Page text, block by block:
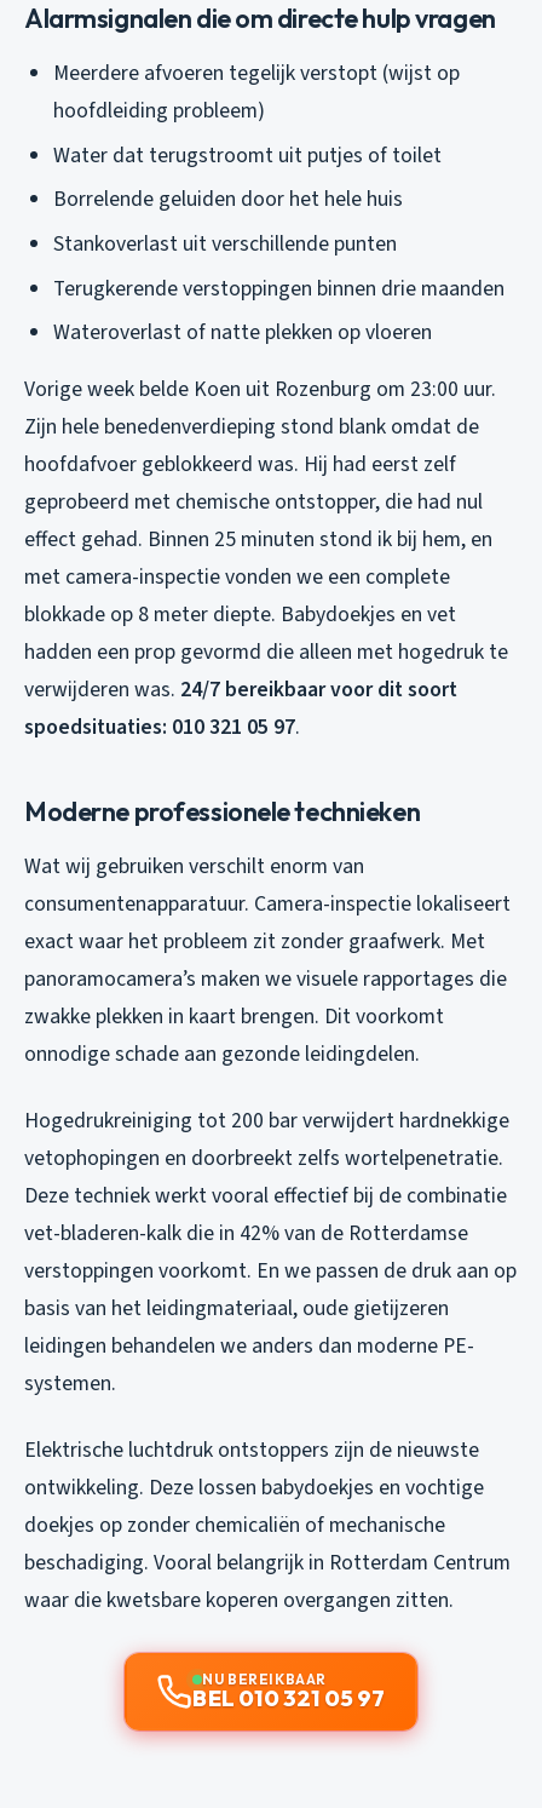
Alarmsignalen die om directe hulp vragen
Meerdere afvoeren tegelijk verstopt (wijst op
hoofdleiding probleem)
Water dat terugstroomt uit putjes of toilet
Borrelende geluiden door het hele huis
Stankoverlast uit verschillende punten
Terugkerende verstoppingen binnen drie maanden
Wateroverlast of natte plekken op vloeren
Vorige week belde Koen uit Rozenburg om 23:00 uur.
Zijn hele benedenverdieping stond blank omdat de
hoofdafvoer geblokkeerd was. Hij had eerst zelf
geprobeerd met chemische ontstopper, die had nul
effect gehad. Binnen 25 minuten stond ik bij hem, en
met camera-inspectie vonden we een complete
blokkade op 8 meter diepte. Babydoekjes en vet
hadden een prop gevormd die alleen met hogedruk te
verwijderen was. 24/7 bereikbaar voor dit soort
spoedsituaties: 010 321 05 97.
Moderne professionele technieken
Wat wij gebruiken verschilt enorm van
consumentenapparatuur. Camera-inspectie lokaliseert
exact waar het probleem zit zonder graafwerk. Met
panoramocamera’s maken we visuele rapportages die
zwakke plekken in kaart brengen. Dit voorkomt
onnodige schade aan gezonde leidingdelen.
Hogedrukreiniging tot 200 bar verwijdert hardnekkige
vetophopingen en doorbreekt zelfs wortelpenetratie.
Deze techniek werkt vooral effectief bij de combinatie
vet-bladeren-kalk die in 42% van de Rotterdamse
verstoppingen voorkomt. En we passen de druk aan op
basis van het leidingmateriaal, oude gietijzeren
leidingen behandelen we anders dan moderne PE-
systemen.
Elektrische luchtdruk ontstoppers zijn de nieuwste
ontwikkeling. Deze lossen babydoekjes en vochtige
doekjes op zonder chemicaliën of mechanische
beschadiging. Vooral belangrijk in Rotterdam Centrum
waar die kwetsbare koperen overgangen zitten.
NU BEREIKBAAR
BEL 010 321 05 97